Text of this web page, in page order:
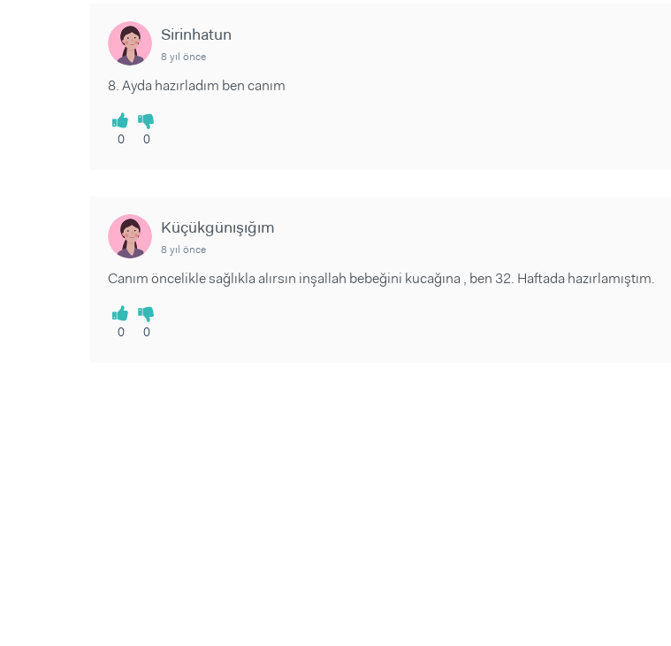
Sirinhatun
8 yıl önce
8. Ayda hazırladım ben canım
0 0
Küçükgünışığım
8 yıl önce
Canım öncelikle sağlıkla alırsın inşallah bebeğini kucağına , ben 32. Haftada hazırlamıştım.
0 0